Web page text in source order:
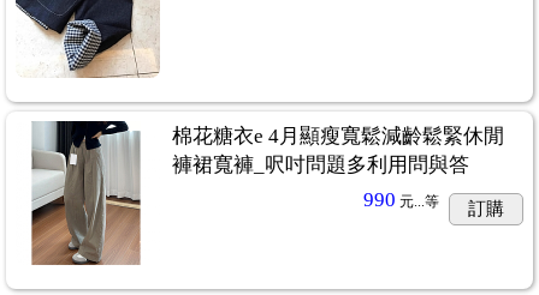
棉花糖衣e 4月顯瘦寬鬆減齡鬆緊休閒
褲裙寬褲_呎吋問題多利用問與答
990 元... 等 訂購